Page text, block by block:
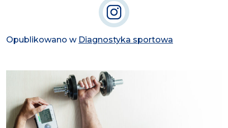
Opublikowano w Diagnostyka sportowa